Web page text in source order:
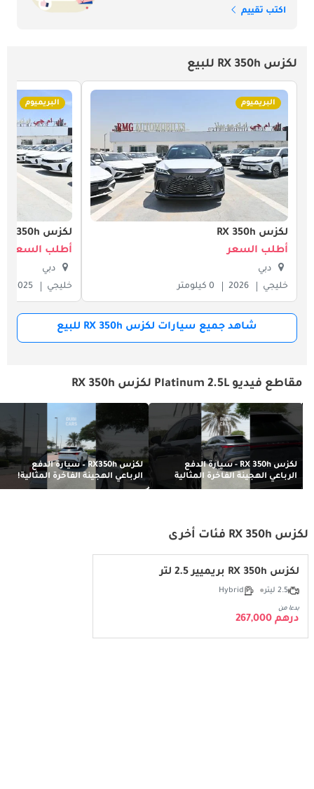
اكتب تقييم
لكزس RX 350h للبيع
البريميوم
لكزس RX 350h
أطلب السعر
دبي
خليجي
2026 0 كيلومتر
البريميوم
لكزس RX 350h
أطلب السعر
دبي
خليجي
2025
شاهد جميع سيارات لكزس RX 350h للبيع
مقاطع فيديو Platinum 2.5L لكزس RX 350h
لكزس RX 350h - سيارة الدفع
الرباعي الهجينة الفاخرة المثالية
لكزس RX350h – سيارة الدفع
الرباعي الهجينة الفاخرة المثالية!
لكزس RX 350h فئات أخرى
لكزس RX 350h بريميير 2.5 لتر
2.5 ليتر Hybrid
بدءا من
درهم 267,000